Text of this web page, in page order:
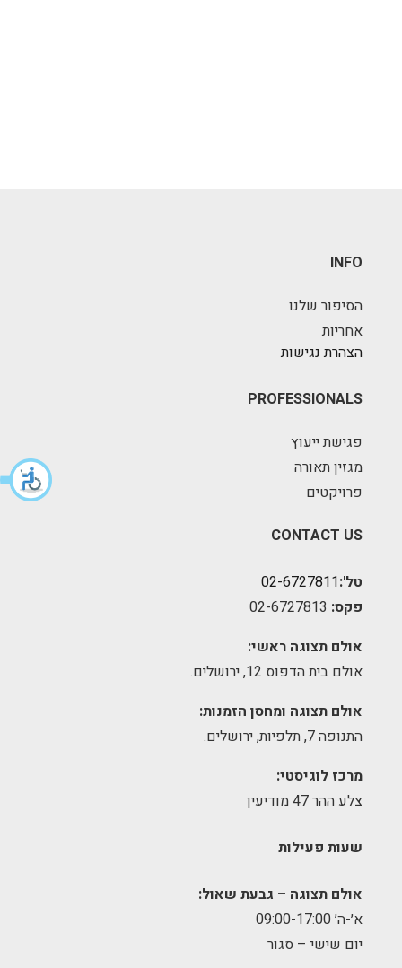
INFO
הסיפור שלנו
אחריות
הצהרת נגישות
PROFESSIONALS
פגישת ייעוץ
מגזין תאורה
פרויקטים
CONTACT US
טל':02-6727811
פקס:
אולם תצוגה ראשי:
אולם בית הדפוס 12, ירושלים.
אולם תצוגה ומחסן הזמנות:
התנופה 7, תלפיות, ירושלים.
מרכז לוגיסטי:
צלע ההר 47 מודיעין
שעות פעילות
אולם תצוגה – גבעת שאול:
א׳-ה׳ 09:00-17:00
יום שישי – סגור